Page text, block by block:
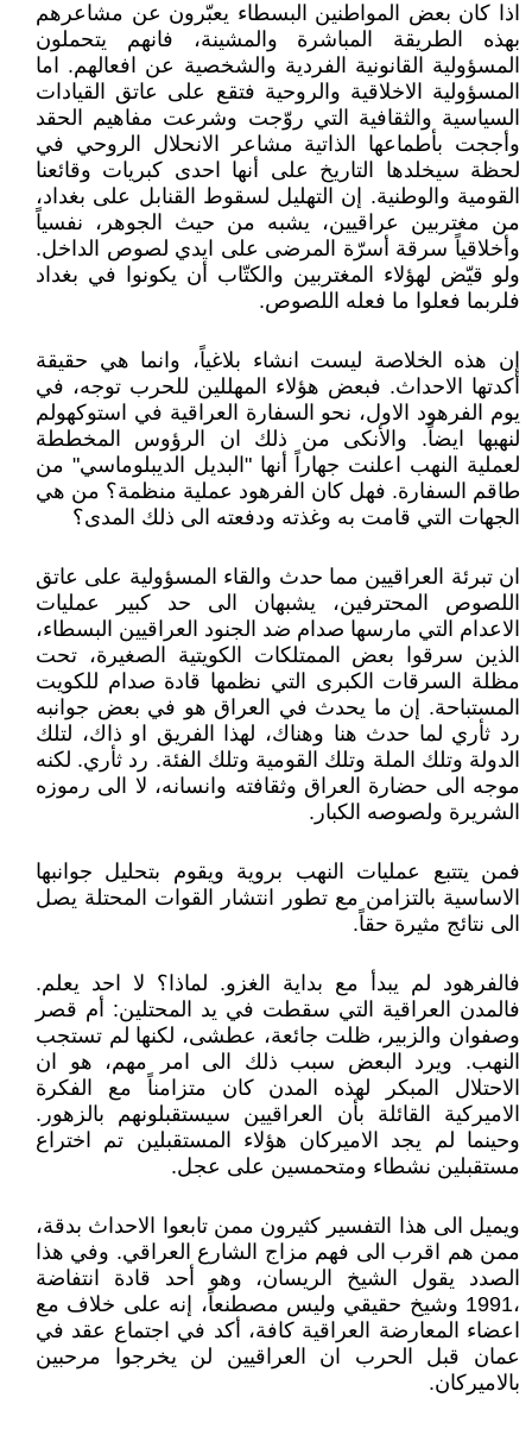
اذا كان بعض المواطنين البسطاء يعبّرون عن مشاعرهم
بهذه الطريقة المباشرة والمشينة، فانهم يتحملون
المسؤولية القانونية الفردية والشخصية عن افعالهم. اما
المسؤولية الاخلاقية والروحية فتقع على عاتق القيادات
السياسية والثقافية التي روّجت وشرعت مفاهيم الحقد
وأججت بأطماعها الذاتية مشاعر الانحلال الروحي في
لحظة سيخلدها التاريخ على أنها احدى كبريات وقائعنا
القومية والوطنية. إن التهليل لسقوط القنابل على بغداد،
من مغتربين عراقيين، يشبه من حيث الجوهر، نفسياً
وأخلاقياً سرقة أسرّة المرضى على ايدي لصوص الداخل.
ولو قيّض لهؤلاء المغتربين والكتّاب أن يكونوا في بغداد
فلربما فعلوا ما فعله اللصوص.
إن هذه الخلاصة ليست انشاء بلاغياً، وانما هي حقيقة
أكدتها الاحداث. فبعض هؤلاء المهللين للحرب توجه، في
يوم الفرهود الاول، نحو السفارة العراقية في استوكهولم
لنهبها ايضاً. والأنكى من ذلك ان الرؤوس المخططة
لعملية النهب اعلنت جهاراً أنها "البديل الديبلوماسي" من
طاقم السفارة. فهل كان الفرهود عملية منظمة؟ من هي
الجهات التي قامت به وغذته ودفعته الى ذلك المدى؟
ان تبرئة العراقيين مما حدث والقاء المسؤولية على عاتق
اللصوص المحترفين، يشبهان الى حد كبير عمليات
الاعدام التي مارسها صدام ضد الجنود العراقيين البسطاء،
الذين سرقوا بعض الممتلكات الكويتية الصغيرة، تحت
مظلة السرقات الكبرى التي نظمها قادة صدام للكويت
المستباحة. إن ما يحدث في العراق هو في بعض جوانبه
رد ثأري لما حدث هنا وهناك، لهذا الفريق او ذاك، لتلك
الدولة وتلك الملة وتلك القومية وتلك الفئة. رد ثأري. لكنه
موجه الى حضارة العراق وثقافته وانسانه، لا الى رموزه
الشريرة ولصوصه الكبار.
فمن يتتبع عمليات النهب بروية ويقوم بتحليل جوانبها
الاساسية بالتزامن مع تطور انتشار القوات المحتلة يصل
الى نتائج مثيرة حقاً.
فالفرهود لم يبدأ مع بداية الغزو. لماذا؟ لا احد يعلم.
فالمدن العراقية التي سقطت في يد المحتلين: أم قصر
وصفوان والزبير، ظلت جائعة، عطشى، لكنها لم تستجب
النهب. ويرد البعض سبب ذلك الى امر مهم، هو ان
الاحتلال المبكر لهذه المدن كان متزامناً مع الفكرة
الاميركية القائلة بأن العراقيين سيستقبلونهم بالزهور.
وحينما لم يجد الاميركان هؤلاء المستقبلين تم اختراع
مستقبلين نشطاء ومتحمسين على عجل.
ويميل الى هذا التفسير كثيرون ممن تابعوا الاحداث بدقة،
ممن هم اقرب الى فهم مزاج الشارع العراقي. وفي هذا
الصدد يقول الشيخ الريسان، وهو أحد قادة انتفاضة
،1991 وشيخ حقيقي وليس مصطنعاً، إنه على خلاف مع
اعضاء المعارضة العراقية كافة، أكد في اجتماع عقد في
عمان قبل الحرب ان العراقيين لن يخرجوا مرحبين
بالاميركان.